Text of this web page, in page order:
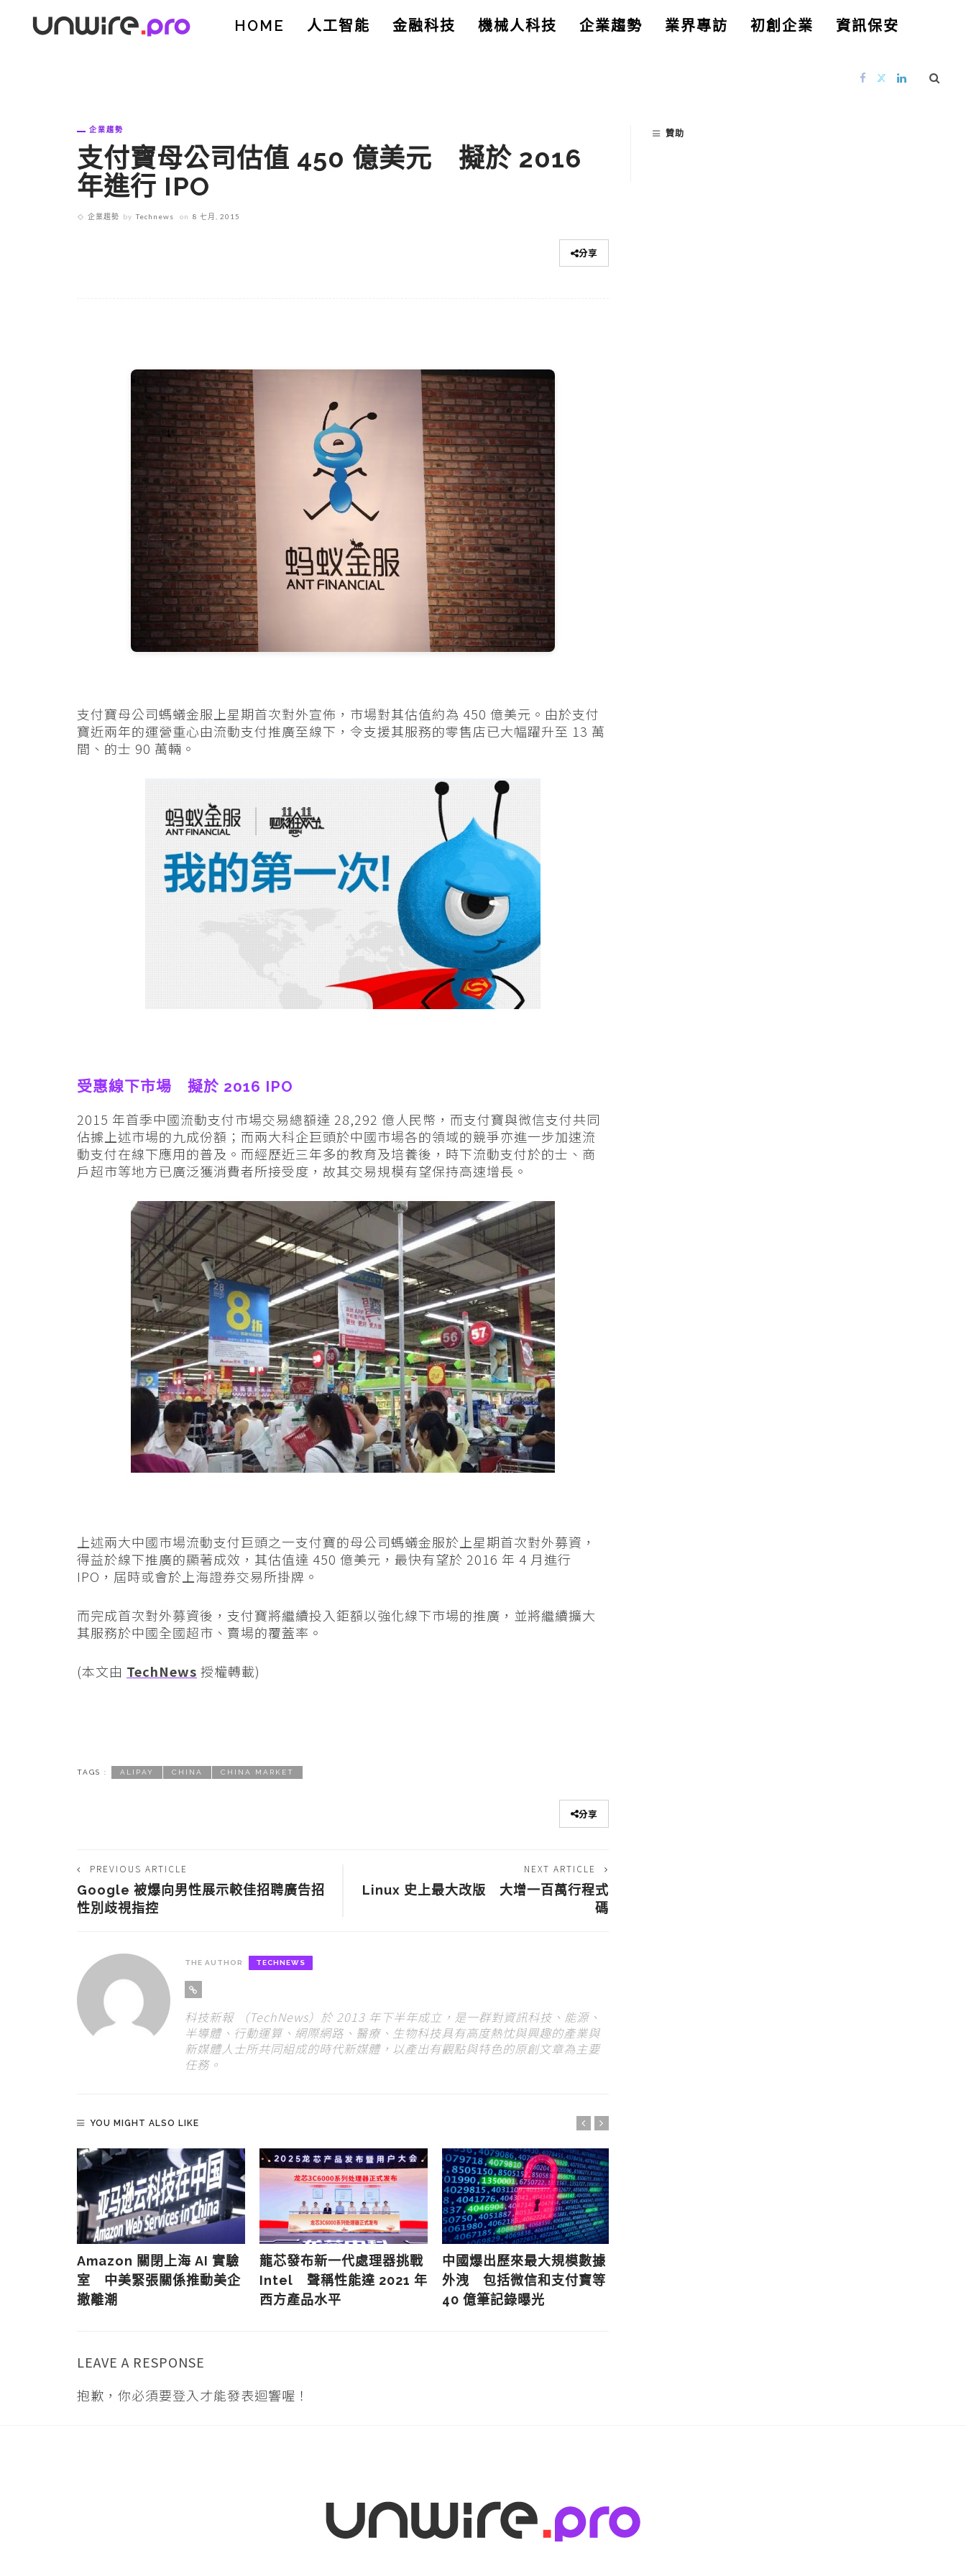
HOME 人工智能 金融科技 機械人科技 企業趨勢 業界專訪 初創企業 資訊保安
企業趨勢
支付寶母公司估值 450 億美元 擬於 2016
年進行 IPO
企業趨勢 by Technews on 8 七月, 2015
分享
支付寶母公司螞蟻金服上星期首次對外宣佈，市場對其估值約為 450 億美元。由於支付
寶近兩年的運營重心由流動支付推廣至線下，令支援其服務的零售店已大幅躍升至 13 萬
間、的士 90 萬輛。
受惠線下市場 擬於 2016 IPO
2015 年首季中國流動支付市場交易總額達 28,292 億人民幣，而支付寶與微信支付共同
佔據上述市場的九成份額；而兩大科企巨頭於中國市場各的領域的競爭亦進一步加速流
動支付在線下應用的普及。而經歷近三年多的教育及培養後，時下流動支付於的士、商
戶超市等地方已廣泛獲消費者所接受度，故其交易規模有望保持高速增長。
上述兩大中國市場流動支付巨頭之一支付寶的母公司螞蟻金服於上星期首次對外募資，
得益於線下推廣的顯著成效，其估值達 450 億美元，最快有望於 2016 年 4 月進行
IPO，屆時或會於上海證券交易所掛牌。
而完成首次對外募資後，支付寶將繼續投入鉅額以強化線下市場的推廣，並將繼續擴大
其服務於中國全國超市、賣場的覆蓋率。
(本文由 TechNews 授權轉載)
TAGS : ALIPAY CHINA CHINA MARKET
分享
PREVIOUS ARTICLE
Google 被爆向男性展示較佳招聘廣告招
性別歧視指控
NEXT ARTICLE
Linux 史上最大改版 大增一百萬行程式
碼
THE AUTHOR TECHNEWS
科技新報 （TechNews）於 2013 年下半年成立，是一群對資訊科技、能源、
半導體、行動運算、網際網路、醫療、生物科技具有高度熱忱與興趣的產業與
新媒體人士所共同組成的時代新媒體，以產出有觀點與特色的原創文章為主要
任務。
YOU MIGHT ALSO LIKE
Amazon 關閉上海 AI 實驗
室 中美緊張關係推動美企
撤離潮
龍芯發布新一代處理器挑戰
Intel 聲稱性能達 2021 年
西方產品水平
中國爆出歷來最大規模數據
外洩 包括微信和支付寶等
40 億筆記錄曝光
LEAVE A RESPONSE
抱歉，你必須要登入才能發表迴響喔！
贊助